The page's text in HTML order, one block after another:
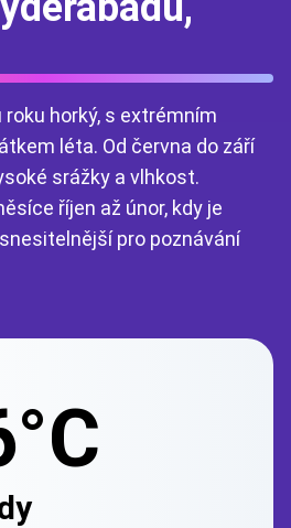
horký, s extrémním
léta. Od června do září
srážky a vlhkost.
říjen až únor, kdy je
pro poznávání